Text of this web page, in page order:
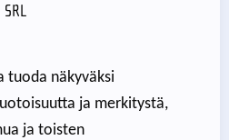
tuoda näkyväksi
ja merkitystä,
ja toisten